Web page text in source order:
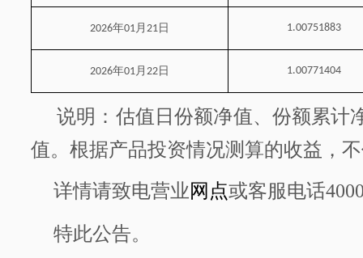
2026年01月 21 日 1.00751883
2026年01月 22 日 1.00771404
说明：估值日份额净值、份额累计
值。根据产品投资情况测算的收益，
详情请致电营业网点或客服电话
特此公告。